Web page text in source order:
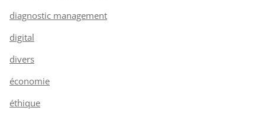
diagnostic management
digital
divers
économie
éthique